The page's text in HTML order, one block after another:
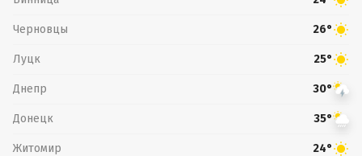
Черновцы 26°
Луцк 25°
Днепр 30°
Донецк 35°
Житомир 24°